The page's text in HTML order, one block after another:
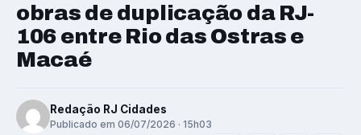
obras de duplicação da RJ-
106 entre Rio das Ostras e
Macaé
Redação RJ Cidades
Publicado em 06/07/2026 · 15h03